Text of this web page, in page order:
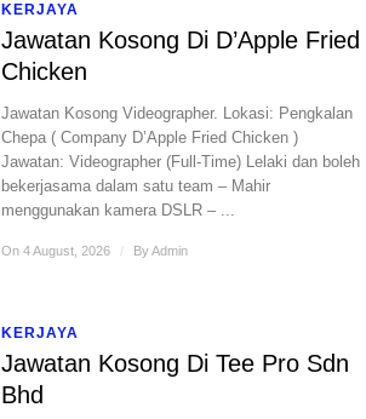
KERJAYA
Jawatan Kosong Di D’Apple Fried
Chicken
Jawatan Kosong Videographer. Lokasi: Pengkalan
Chepa ( Company D’Apple Fried Chicken )
Jawatan: Videographer (Full-Time) Lelaki dan boleh
bekerjasama dalam satu team – Mahir
menggunakan kamera DSLR – ...
On 4 August, 2026 / ByAdmin
KERJAYA
Jawatan Kosong Di Tee Pro Sdn
Bhd